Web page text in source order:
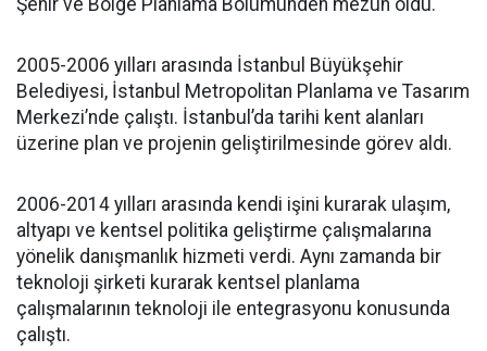
2005-2006 yılları arasında İstanbul Büyükşehir
Belediyesi, İstanbul Metropolitan Planlama ve Tasarım
Merkezi’nde çalıştı. İstanbul’da tarihi kent alanları
üzerine plan ve projenin geliştirilmesinde görev aldı.
2006-2014 yılları arasında kendi işini kurarak ulaşım,
altyapı ve kentsel politika geliştirme çalışmalarına
yönelik danışmanlık hizmeti verdi. Aynı zamanda bir
teknoloji şirketi kurarak kentsel planlama
çalışmalarının teknoloji ile entegrasyonu konusunda
çalıştı.